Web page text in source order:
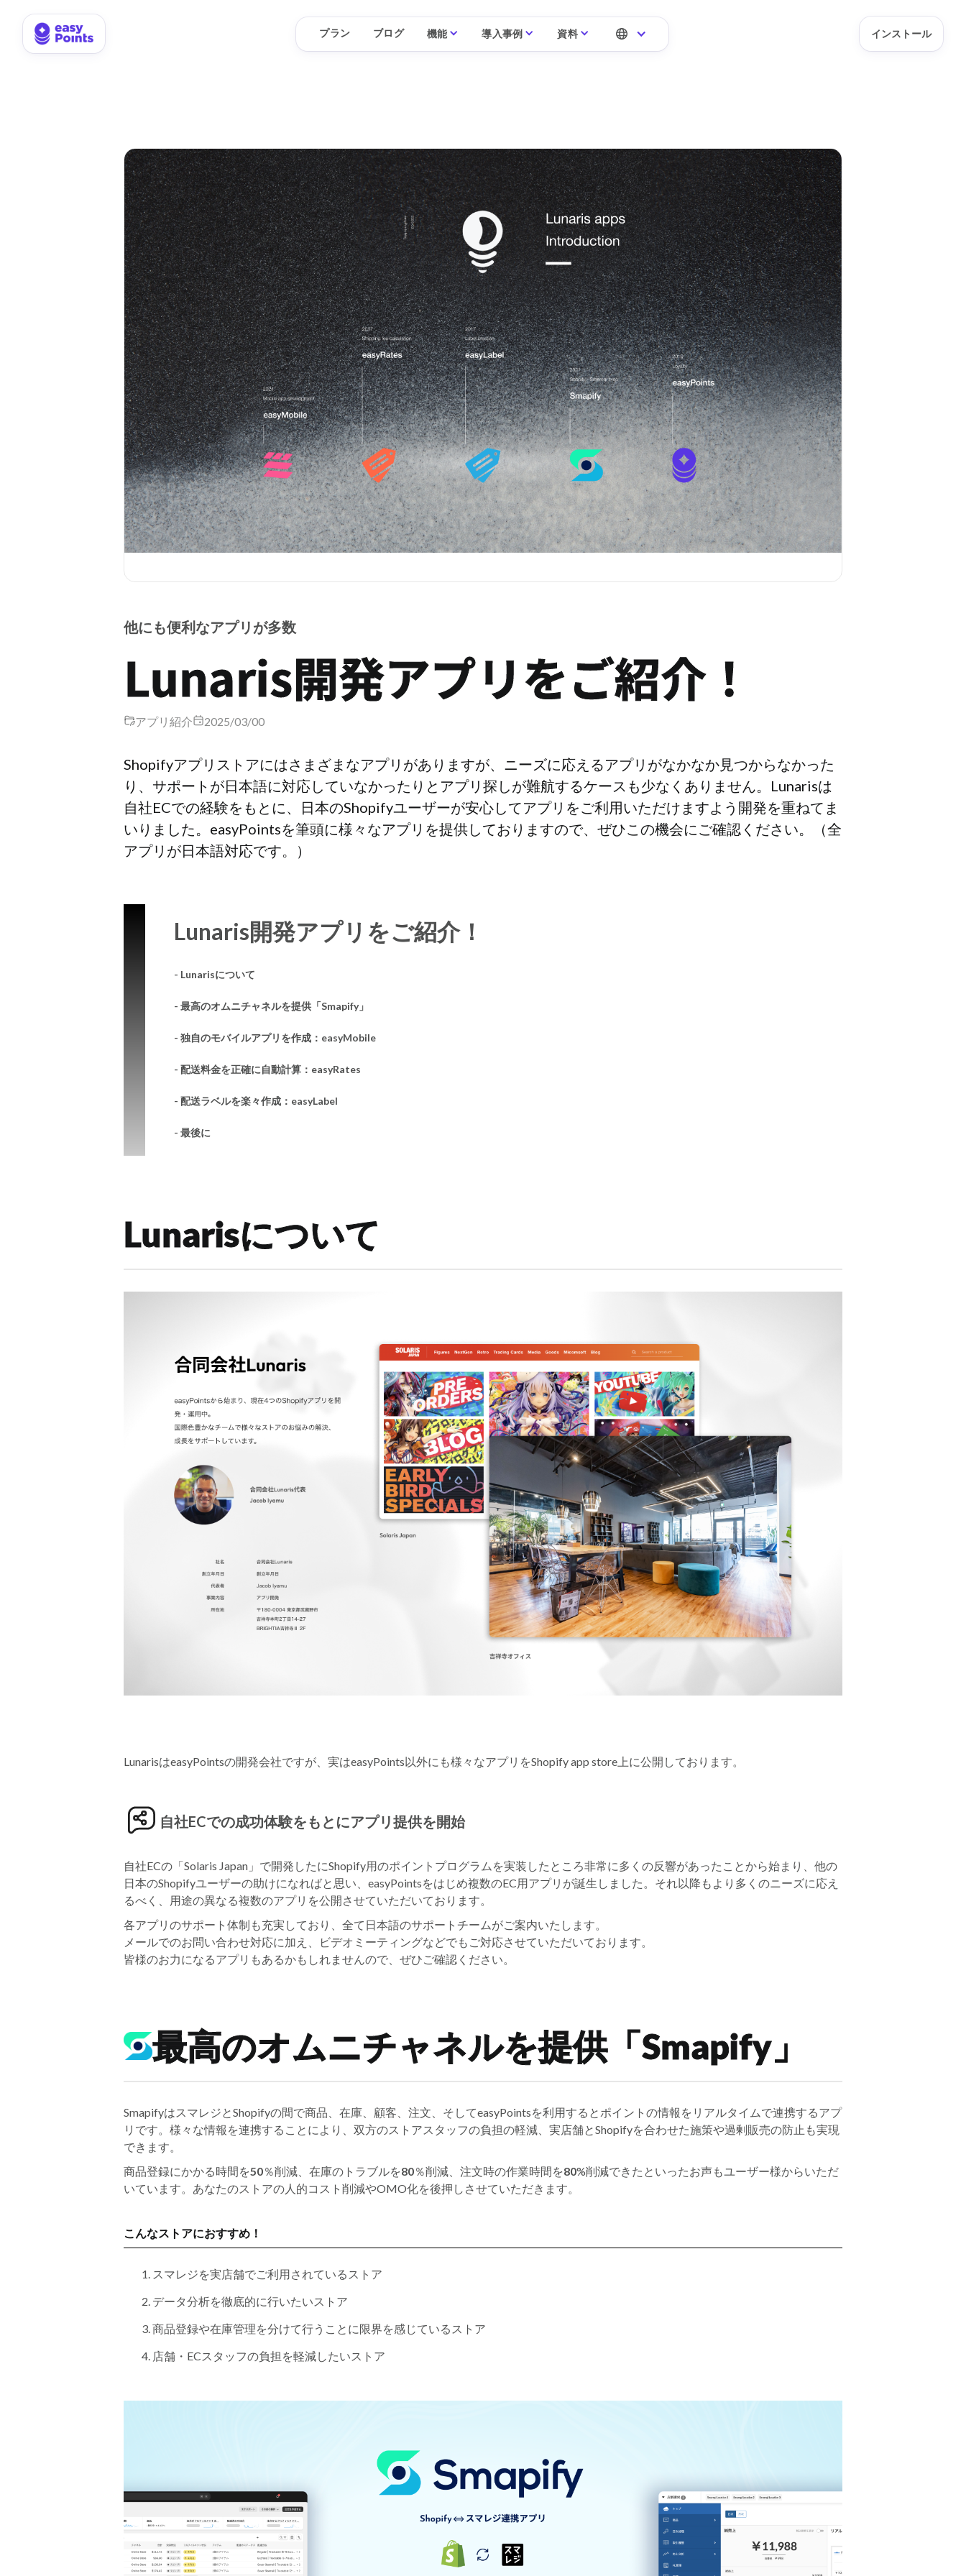
プラン ブログ 機能 導入事例 資料 インストール
他にも便利なアプリが多数
Lunaris開発アプリをご紹介！
アプリ紹介 2025/03/00
Shopifyアプリストアにはさまざまなアプリがありますが、ニーズに応えるアプリがなかなか見つからなかった
り、サポートが日本語に対応していなかったりとアプリ探しが難航するケースも少なくありません。Lunarisは
自社ECでの経験をもとに、日本のShopifyユーザーが安心してアプリをご利用いただけますよう開発を重ねてま
いりました。easyPointsを筆頭に様々なアプリを提供しておりますので、ぜひこの機会にご確認ください。（全
アプリが日本語対応です。）
Lunaris開発アプリをご紹介！
- Lunarisについて
- 最高のオムニチャネルを提供「Smapify」
- 独自のモバイルアプリを作成：easyMobile
- 配送料金を正確に自動計算：easyRates
- 配送ラベルを楽々作成：easyLabel
- 最後に
Lunarisについて
LunarisはeasyPointsの開発会社ですが、実はeasyPoints以外にも様々なアプリをShopify app store上に公開しております。
自社ECでの成功体験をもとにアプリ提供を開始
自社ECの「Solaris Japan」で開発したにShopify用のポイントプログラムを実装したところ非常に多くの反響があったことから始まり、他の
日本のShopifyユーザーの助けになればと思い、easyPointsをはじめ複数のEC用アプリが誕生しました。それ以降もより多くのニーズに応え
るべく、用途の異なる複数のアプリを公開させていただいております。
各アプリのサポート体制も充実しており、全て日本語のサポートチームがご案内いたします。
メールでのお問い合わせ対応に加え、ビデオミーティングなどでもご対応させていただいております。
皆様のお力になるアプリもあるかもしれませんので、ぜひご確認ください。
最高のオムニチャネルを提供「Smapify」
SmapifyはスマレジとShopifyの間で商品、在庫、顧客、注文、そしてeasyPointsを利用するとポイントの情報をリアルタイムで連携するアプ
リです。様々な情報を連携することにより、双方のストアスタッフの負担の軽減、実店舗とShopifyを合わせた施策や過剰販売の防止も実現
できます。
商品登録にかかる時間を50％削減、在庫のトラブルを80％削減、注文時の作業時間を80%削減できたといったお声もユーザー様からいただ
いています。あなたのストアの人的コスト削減やOMO化を後押しさせていただきます。
こんなストアにおすすめ！
スマレジを実店舗でご利用されているストア
データ分析を徹底的に行いたいストア
商品登録や在庫管理を分けて行うことに限界を感じているストア
店舗・ECスタッフの負担を軽減したいストア